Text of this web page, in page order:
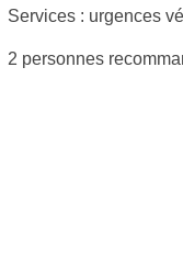
Services : urgences
2 personnes